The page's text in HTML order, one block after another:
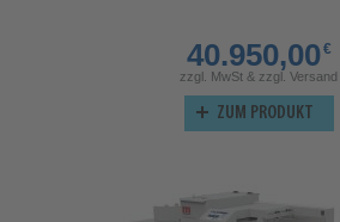
40.950,00€
zzgl. MwSt & zzgl. Versand
ZUM PRODUKT